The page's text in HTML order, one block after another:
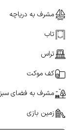
مشرف به دریاچه
تاب
تراس
کف موکت
مشرف به فضای سبز
زمین بازی